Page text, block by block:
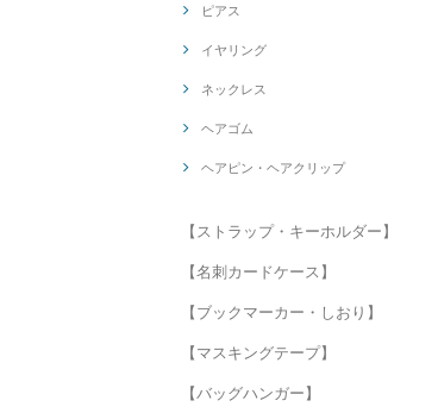
ピアス
イヤリング
ネックレス
ヘアゴム
ヘアピン・ヘアクリップ
【ストラップ・キーホルダー】
【名刺カードケース】
【ブックマーカー・しおり】
【マスキングテープ】
【バッグハンガー】